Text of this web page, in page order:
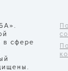
в сфере